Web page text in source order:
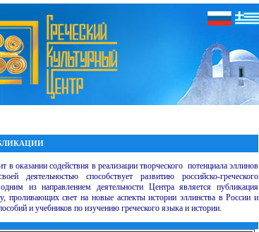
в оказании содействия в реализации творческого потенциала эллинов
деятельностью способствует развитию российско-греческого
из направлением деятельности Центра является публикация
проливающих свет на новые аспекты истории эллинства в России и
и учебников по изучению греческого языка и истории.